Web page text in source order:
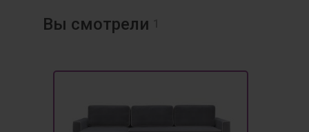
Вы смотрели